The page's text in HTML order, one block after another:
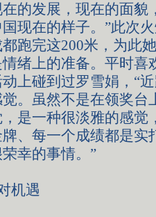
的发展，现在的面貌
现在的样子。”此次
跑完这200米 ，为此
绪上的准备。平时喜
上碰到过罗雪娟，“
。虽然不是在领奖台
是一种很淡雅的感觉
、每一个成绩都是实
幸的事情。”
机遇